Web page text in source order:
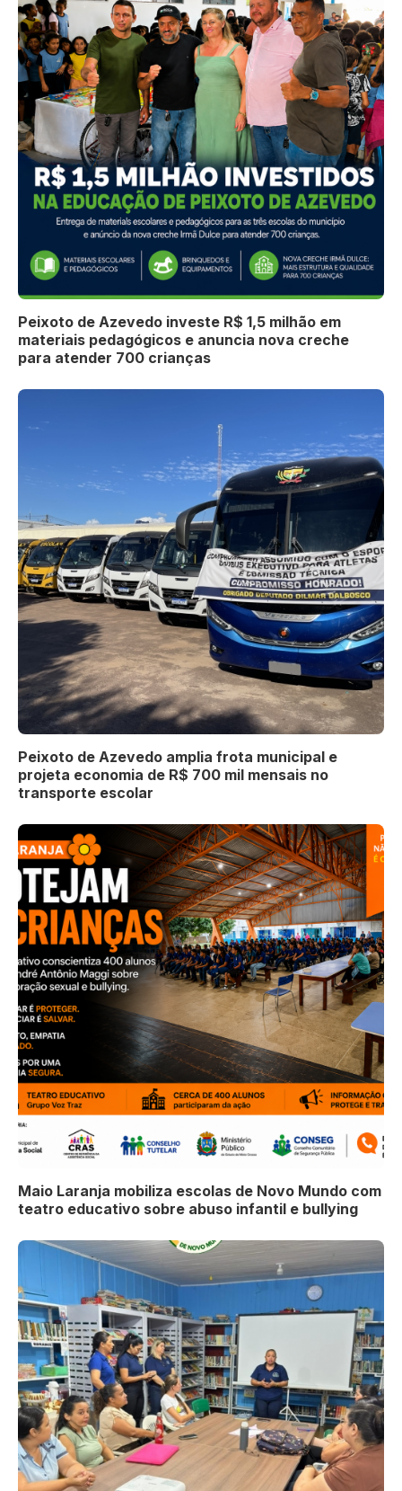
Peixoto de Azevedo investe R$ 1,5 milhão em
materiais pedagógicos e anuncia nova creche
para atender 700 crianças
Peixoto de Azevedo amplia frota municipal e
projeta economia de R$ 700 mil mensais no
transporte escolar
Maio Laranja mobiliza escolas de Novo Mundo com
teatro educativo sobre abuso infantil e bullying